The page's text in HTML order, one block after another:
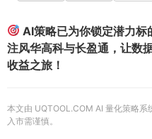
AI策略已为你锁定潜力标
注风华高科与长盈通，让数
收益之旅！
本文由 UQTOOL.COM AI 量化策略系
入市需谨慎。